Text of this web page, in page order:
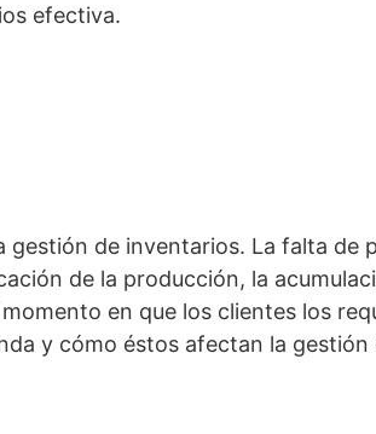
efectiva.
de inventarios. La falta de
de la producción, la
en que los clientes los
y cómo éstos afectan la gestión